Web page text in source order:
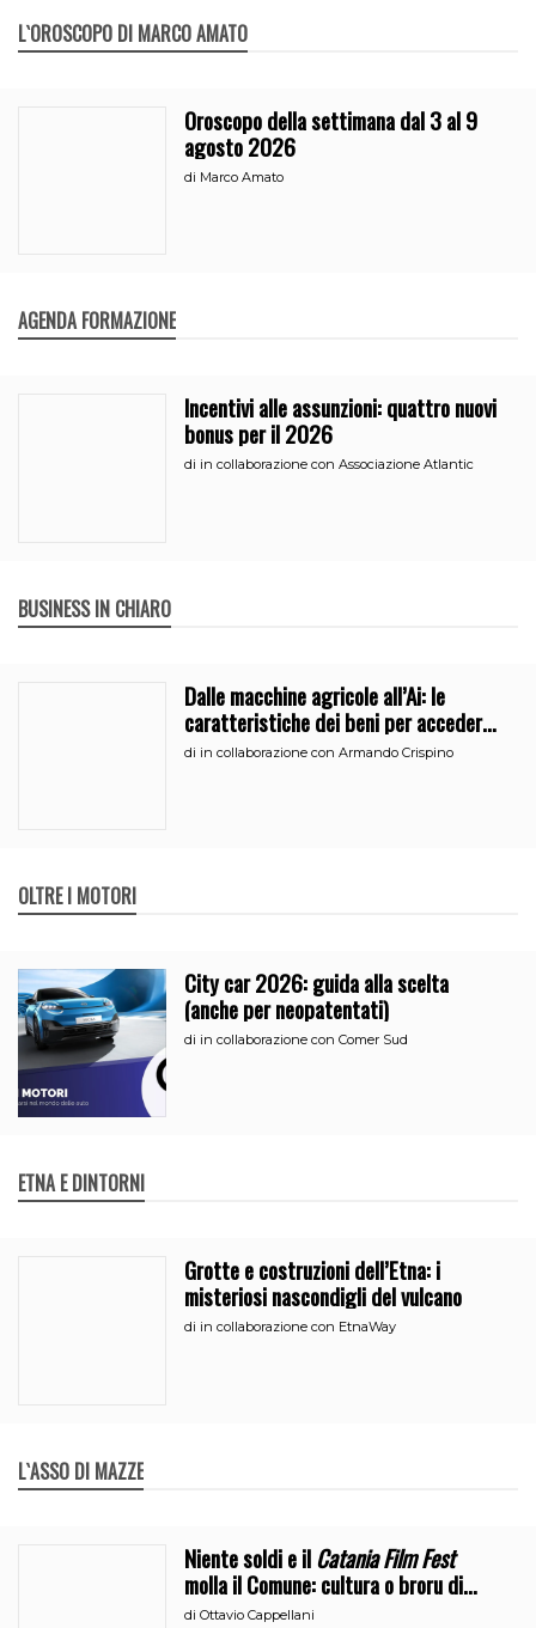
L`OROSCOPO DI MARCO AMATO
Oroscopo della settimana dal 3 al 9
agosto 2026
di Marco Amato
AGENDA FORMAZIONE
Incentivi alle assunzioni: quattro nuovi
bonus per il 2026
di in collaborazione con Associazione Atlantic
BUSINESS IN CHIARO
Dalle macchine agricole all’Ai: le
caratteristiche dei beni per accedere
all’iperammortamento
di in collaborazione con Armando Crispino
OLTRE I MOTORI
City car 2026: guida alla scelta
(anche per neopatentati)
di in collaborazione con Comer Sud
ETNA E DINTORNI
Grotte e costruzioni dell’Etna: i
misteriosi nascondigli del vulcano
di in collaborazione con EtnaWay
L`ASSO DI MAZZE
Niente soldi e ilCatania Film Fest
molla il Comune: cultura o broru di
ciciri?
diOttavio Cappellani